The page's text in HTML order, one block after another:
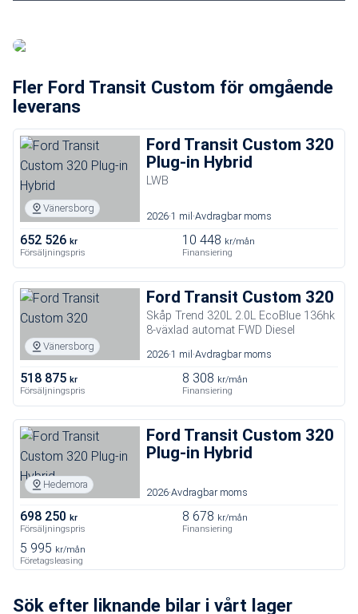
Fler Ford Transit Custom för omgående
leverans
Vänersborg
Ford Transit Custom 320
Plug-in Hybrid
LWB
2026 1 mil Avdragbar moms
652 526 kr
Försäljningspris
10 448 kr/mån
Finansiering
Vänersborg
Ford Transit Custom 320
Skåp Trend 320L 2.0L EcoBlue 136hk
8-växlad automat FWD Diesel
2026 1 mil Avdragbar moms
518 875 kr
Försäljningspris
8 308 kr/mån
Finansiering
Hedemora
Ford Transit Custom 320
Plug-in Hybrid
2026 Avdragbar moms
698 250 kr
Försäljningspris
8 678 kr/mån
Finansiering
5 995 kr/mån
Företagsleasing
Sök efter liknande bilar i vårt lager